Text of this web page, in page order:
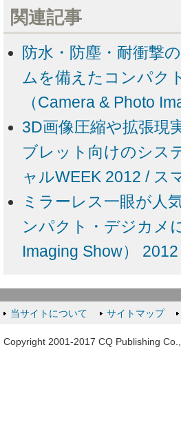
関連記事
防水・防塵・耐衝撃
ムを備えたコンパ
（Camera & Photo
3D画像圧縮や拡張現
ブレット向けのシス
ャルWEEK 2012 / ス
ミラーレス一眼が人
ンパクト・デジカメ
Imaging Show） 2012
当サイトについて サイトマップ
Copyright 2001-2017 CQ Publishing